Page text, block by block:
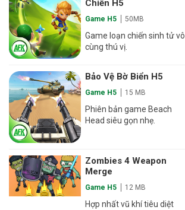
Chiến H5
Game H5 50MB
Game loạn chiến sinh tử vô
cùng thú vị.
Bảo Vệ Bờ Biển H5
Game H5 15 MB
Phiên bản game Beach
Head siêu gọn nhẹ.
Zombies 4 Weapon
Merge
Game H5 12 MB
Hợp nhất vũ khí tiêu diệt